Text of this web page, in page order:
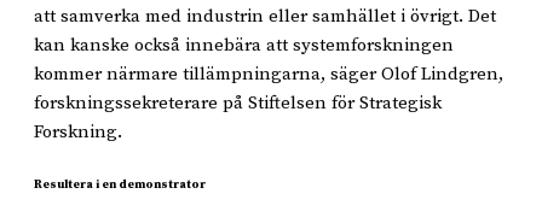
att samverka med industrin eller samhället i övrigt. Det
kan kanske också innebära att systemforskningen
kommer närmare tillämpningarna, säger Olof Lindgren,
forskningssekreterare på Stiftelsen för Strategisk
Forskning.
Resultera i en demonstrator